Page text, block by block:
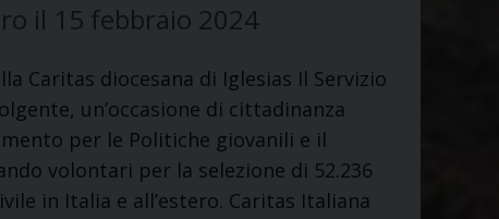
il 15 febbraio 2024
Caritas diocesana di Iglesias Il Servizio
un’occasione di cittadinanza
per le Politiche giovanili e il
volontari per la selezione di 52.236
in Italia e all’estero. Caritas Italiana